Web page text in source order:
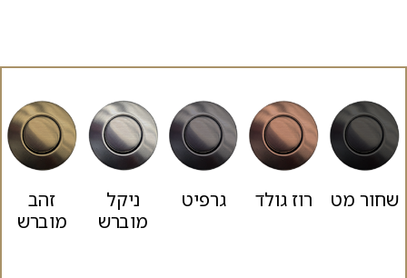
שחור מט רוז גולד גרפיט
ניקל
מוברש
זהב
מוברש